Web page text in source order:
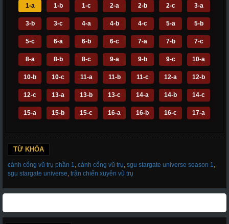
1-a 1-b 1-c 2-a 2-b 2-c 3-a
3-b 3-c 4-a 4-b 4-c 5-a 5-b
5-c 6-a 6-b 6-c 7-a 7-b 7-c
8-a 8-b 8-c 9-a 9-b 9-c 10-a
10-b 10-c 11-a 11-b 11-c 12-a 12-b
12-c 13-a 13-b 13-c 14-a 14-b 14-c
15-a 15-b 15-c 16-a 16-b 16-c 17-a
19-c
TỪ KHÓA
cánh cổng vũ trụ phần 1, cánh cổng vũ trụ, sgu stargate universe season 1,
sgu stargate universe, trận chiến xuyên vũ trụ